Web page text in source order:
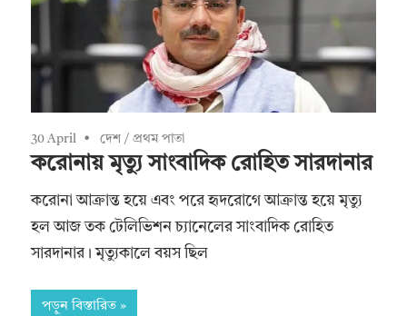
30 April দেশ / প্রথম পাতা
করোনায় মৃত্যু সাংবাদিক রোহিত সারদানার
করোনা আক্রান্ত হয়ে এবং পরে হৃদরোগে আক্রান্ত হয়ে মৃত্যু
হল আজ তক টেলিভিশন চ্যানেলের সাংবাদিক রোহিত
সারদানার। মৃত্যুকালে বয়স ছিল
পড়ুন বিস্তারিত